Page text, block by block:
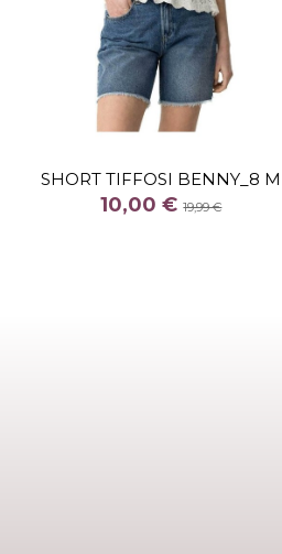
SHORT TIFFOSI BENNY_8 M
10,00 €19,99 €
TALLA
COLOR